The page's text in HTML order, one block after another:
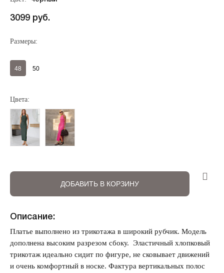
Забыли свой пароль?
3099 руб.
Размеры:
48 50
Цвета:
ДОБАВИТЬ В КОРЗИНУ
Описание:
Платье выполнено из трикотажа в широкий рубчик. Модель
дополнена высоким разрезом сбоку. Эластичный хлопковый
трикотаж идеально сидит по фигуре, не сковывает движений
и очень комфортный в носке. Фактура вертикальных полос